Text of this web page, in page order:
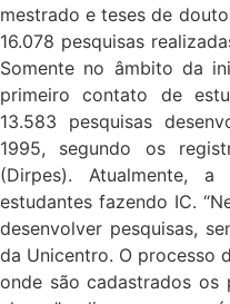
mestrado e teses de
16.078 pesquisas
Somente no âmbito da
primeiro contato de
13.583 pesquisas
1995, segundo os
(Dirpes). Atualmente,
estudantes fazendo IC.
desenvolver pesquisas,
da Unicentro. O processo
onde são cadastrados